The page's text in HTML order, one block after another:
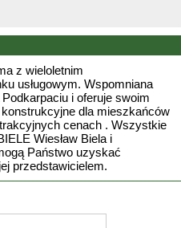
z wieloletnim
usługowym. Wspomniana
i oferuje swoim
dla mieszkańców
cenach . Wszystkie
Wiesław Biela i
Państwo uzyskać
przedstawicielem.